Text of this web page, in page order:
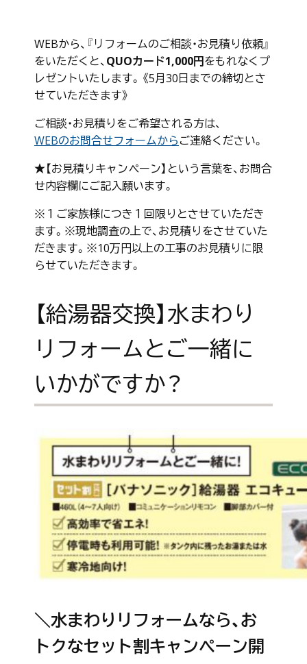
WEBから、『リフォームのご相談・お見積り依頼』
をいただくと、QUOカード1,000円をもれなくプ
レゼントいたします。《5月30日までの締切とさ
せていただきます》
ご相談・お見積りをご希望される方は、
WEBのお問合せフォームからご連絡ください。
★【お見積りキャンペーン】という言葉を、お問合
せ内容欄にご記入願います。
※１ご家族様につき１回限りとさせていただき
ます。※現地調査の上で、お見積りをさせていた
だきます。※10万円以上の工事のお見積りに限
らせていただきます。
【給湯器交換】水まわり
リフォームとご一緒に
いかがですか？
＼水まわりリフォームなら、お
トクなセット割キャンペーン開